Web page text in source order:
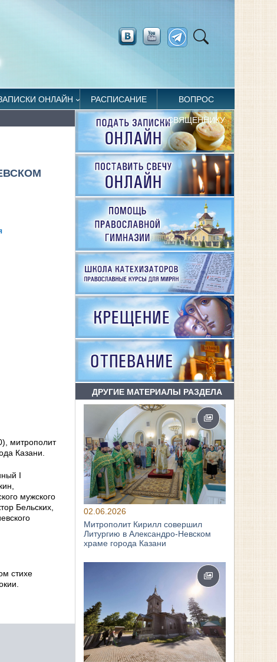
ОНЛАЙН РАСПИСАНИЕ ВОПРОС
СВЯЩЕННИКУ
митрополит
Казани.
I
мужского
Бельских,
стихе
ДРУГИЕ МАТЕРИАЛЫ РАЗДЕЛА
02.06.2026
Митрополит Кирилл совершил
Литургию в Александро-Невском
храме города Казани